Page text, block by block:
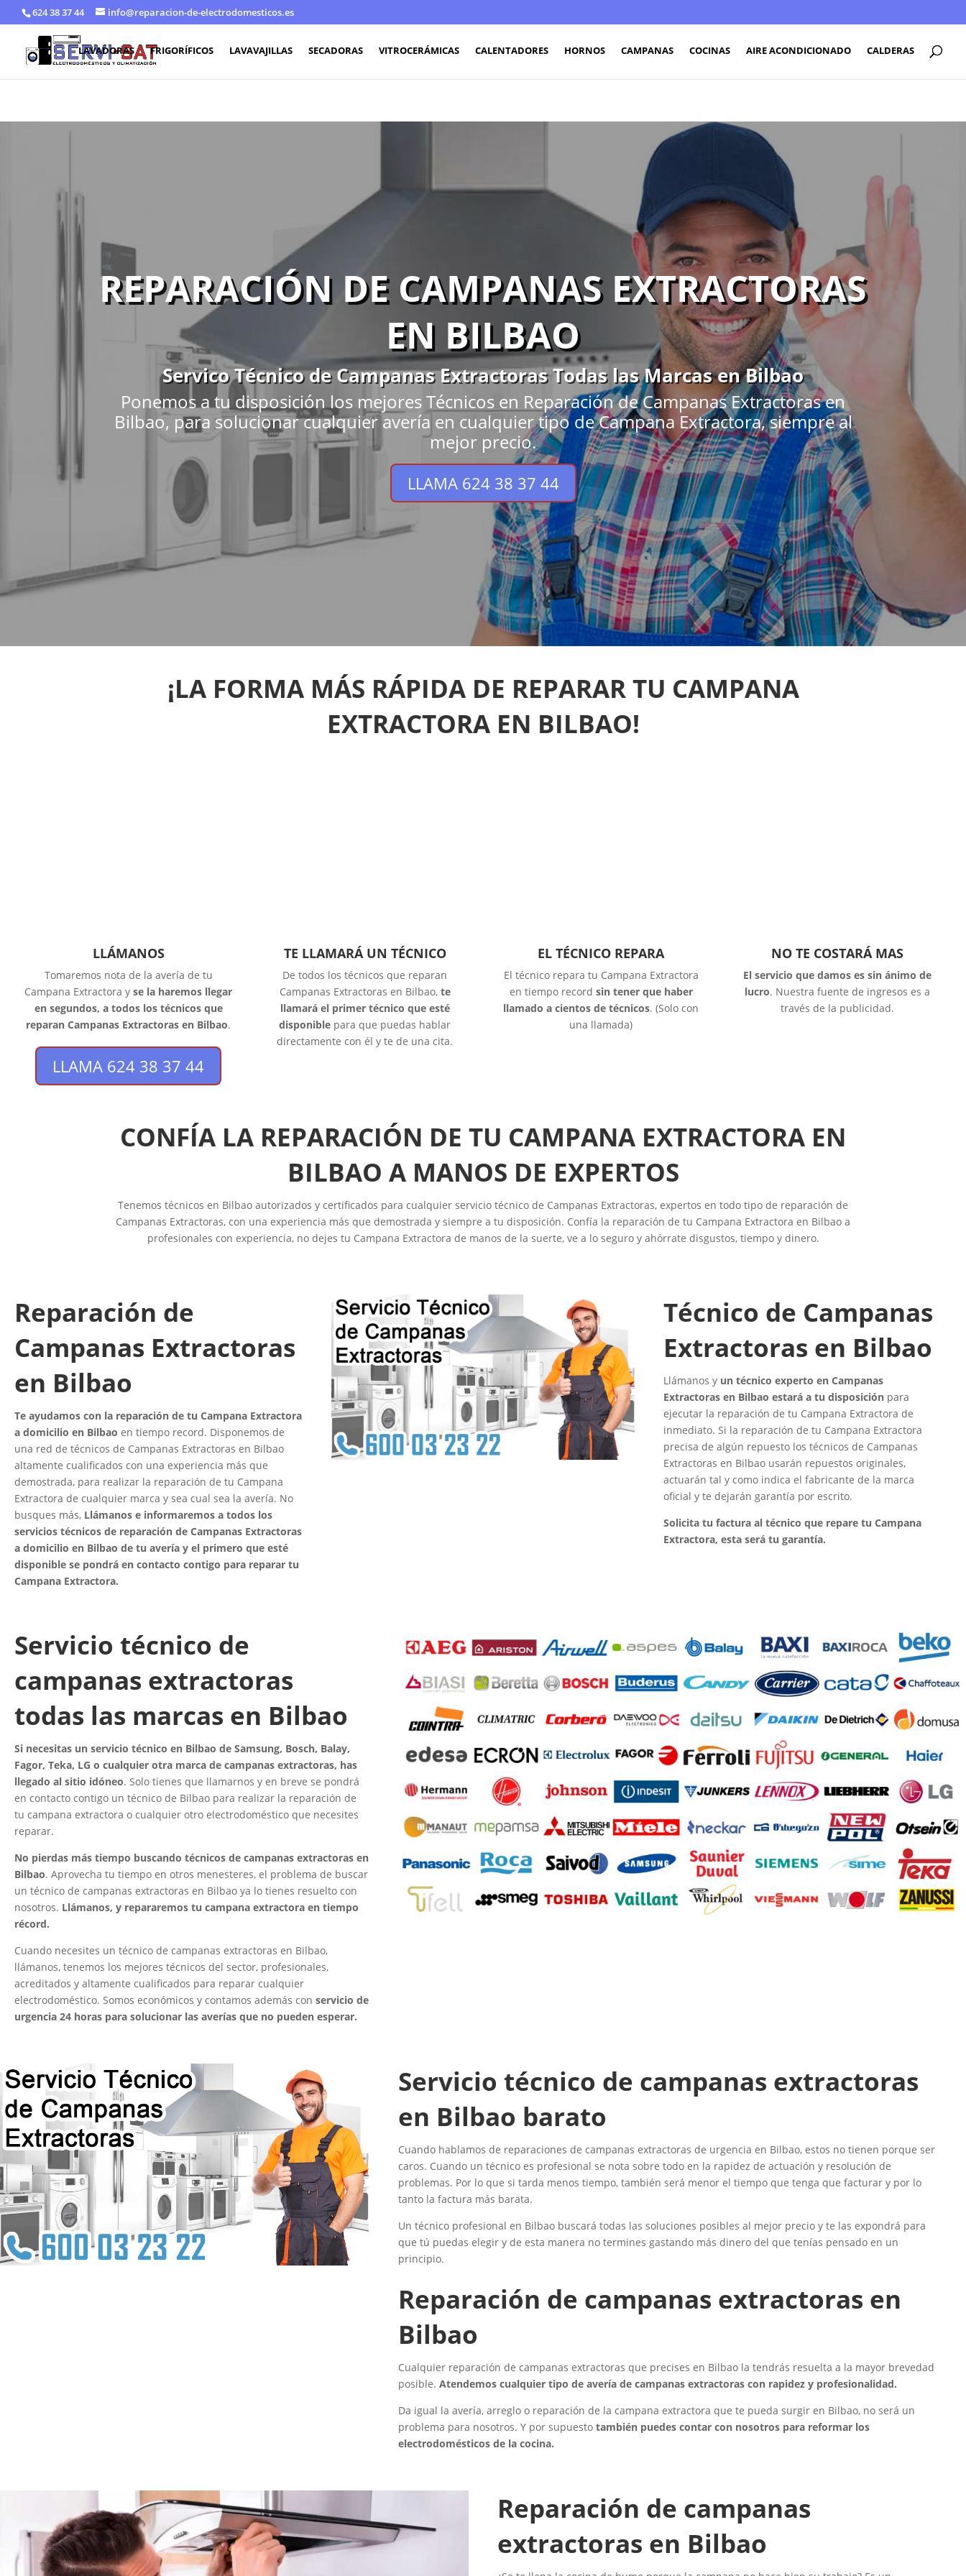
624 38 37 44 info@reparacion-de-electrodomesticos.es
LAVADORAS FRIGORÍFICOS LAVAVAJILLAS SECADORAS VITROCERÁMICAS CALENTADORES HORNOS CAMPANAS COCINAS AIRE ACONDICIONADO CALDERAS
REPARACIÓN DE CAMPANAS EXTRACTORAS
EN BILBAO
Servico Técnico de Campanas Extractoras Todas las Marcas en Bilbao
Ponemos a tu disposición los mejores Técnicos en Reparación de Campanas Extractoras en
Bilbao, para solucionar cualquier avería en cualquier tipo de Campana Extractora, siempre al
mejor precio.
LLAMA 624 38 37 44
¡LA FORMA MÁS RÁPIDA DE REPARAR TU CAMPANA
EXTRACTORA EN BILBAO!
LLÁMANOS
Tomaremos nota de la avería de tu
Campana Extractora yse la haremos llegar
en segundos, a todos los técnicos que
reparan Campanas Extractoras en Bilbao.
LLAMA 624 38 37 44
TE LLAMARÁ UN TÉCNICO
De todos los técnicos que reparan
Campanas Extractoras en Bilbao, te
llamará el primer técnico que esté
disponible para que puedas hablar
directamente con él y te de una cita.
EL TÉCNICO REPARA
El técnico repara tu Campana Extractora
en tiempo record sin tener que haber
llamado a cientos de técnicos. (Solo con
una llamada)
NO TE COSTARÁ MAS
El servicio que damos es sin ánimo de
lucro. Nuestra fuente de ingresos es a
través de la publicidad.
CONFÍA LA REPARACIÓN DE TU CAMPANA EXTRACTORA EN
BILBAO A MANOS DE EXPERTOS
Tenemos técnicos en Bilbao autorizados y certificados para cualquier servicio técnico de Campanas Extractoras, expertos en todo tipo de reparación de
Campanas Extractoras, con una experiencia más que demostrada y siempre a tu disposición. Confía la reparación de tu Campana Extractora en Bilbao a
profesionales con experiencia, no dejes tu Campana Extractora de manos de la suerte, ve a lo seguro y ahórrate disgustos, tiempo y dinero.
Reparación de
Campanas Extractoras
en Bilbao
Te ayudamos con la reparación de tu Campana Extractora
a domicilio en Bilbao en tiempo record. Disponemos de
una red de técnicos de Campanas Extractoras en Bilbao
altamente cualificados con una experiencia más que
demostrada, para realizar la reparación de tu Campana
Extractora de cualquier marca y sea cual sea la avería. No
busques más, Llámanos e informaremos a todos los
servicios técnicos de reparación de Campanas Extractoras
a domicilio en Bilbao de tu avería y el primero que esté
disponible se pondrá en contacto contigo para reparar tu
Campana Extractora.
Técnico de Campanas
Extractoras en Bilbao
Llámanos y un técnico experto en Campanas
Extractoras en Bilbao estará a tu disposiciónpara
ejecutar la reparación de tu Campana Extractora de
inmediato. Si la reparación de tu Campana Extractora
precisa de algún repuesto los técnicos de Campanas
Extractoras en Bilbao usarán repuestos originales,
actuarán tal y como indica el fabricante de la marca
oficial y te dejarán garantía por escrito.
Solicita tu factura al técnico que repare tu Campana
Extractora, esta será tu garantía.
Servicio técnico de
campanas extractoras
todas las marcas en Bilbao
Si necesitas un servicio técnico en Bilbao de Samsung, Bosch, Balay,
Fagor, Teka, LG o cualquier otra marca de campanas extractoras, has
llegado al sitio idóneo. Solo tienes que llamarnos y en breve se pondrá
en contacto contigo un técnico de Bilbao para realizar la reparación de
tu campana extractora o cualquier otro electrodoméstico que necesites
reparar.
No pierdas más tiempo buscando técnicos de campanas extractoras en
Bilbao. Aprovecha tu tiempo en otros menesteres, el problema de buscar
un técnico de campanas extractoras en Bilbao ya lo tienes resuelto con
nosotros. Llámanos, y repararemos tu campana extractora en tiempo
récord.
Cuando necesites un técnico de campanas extractoras en Bilbao,
llámanos, tenemos los mejores técnicos del sector, profesionales,
acreditados y altamente cualificados para reparar cualquier
electrodoméstico. Somos económicos y contamos además con servicio de
urgencia 24 horas para solucionar las averías que no pueden esperar.
Servicio técnico de campanas extractoras
en Bilbao barato
Cuando hablamos de reparaciones de campanas extractoras de urgencia en Bilbao, estos no tienen porque ser
caros. Cuando un técnico es profesional se nota sobre todo en la rapidez de actuación y resolución de
problemas. Por lo que si tarda menos tiempo, también será menor el tiempo que tenga que facturar y por lo
tanto la factura más barata.
Un técnico profesional en Bilbao buscará todas las soluciones posibles al mejor precio y te las expondrá para
que tú puedas elegir y de esta manera no termines gastando más dinero del que tenías pensado en un
principio.
Reparación de campanas extractoras en
Bilbao
Cualquier reparación de campanas extractoras que precises en Bilbao la tendrás resuelta a la mayor brevedad
posible. Atendemos cualquier tipo de avería de campanas extractoras con rapidez y profesionalidad.
Da igual la avería, arreglo o reparación de la campana extractora que te pueda surgir en Bilbao, no será un
problema para nosotros. Y por supuesto también puedes contar con nosotros para reformar los
electrodomésticos de la cocina.
Reparación de campanas
extractoras en Bilbao